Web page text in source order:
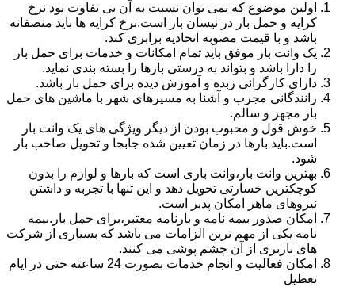
اولین موضوع که نمی توان نسبت به آن بی تفاوت بود نرخ
کرایه و حمل بار در نیسان بار است.نرخ کرایه ها باید منصفانه
باشد و با قیمت مصوبه اتحادیه برابری کند.
یک وانت بار موفق باید تمام امکانات و خدمات برای حمل بار
را دارا باشد و بتواند به درستی بارها را بسته بندی نماید.
دارای کارگرانی زبده و آموزش دیده برای حمل بار باشد.
رانندگانی مجرب و آشنا به مسیرهای شهر با ماشین های حمل
بار مجهز و سالم.
خوش قول و محبوب بودن از دیگر ویژگی های یک وانت بار
است.باید بارها در زمان تعیین شده جابجا و تحویل صاحب بار
شود.
بهترین وانت بار،وانت باری است که بارها و لوازم را بدون
کوچکترین خسارتی تحویل دهد و این تنها با تجربه و داشتن
نیروهای ماهر امکان پذیر است.
امکان صدور بیمه نامه و بارنامه معتبر،برای حمل بار.بیمه
نامه یکی از مهم ترین الزامات می باشد که بسیاری از شرکت
های باربری از آن چشم پوشی می کنند.
امکان فعالیت و انجام خدمات بصورت 24 ساعته حتی در ایام
تعطیل